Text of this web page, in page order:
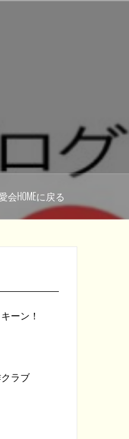
会HOMEに戻る
ーン！
ラブ